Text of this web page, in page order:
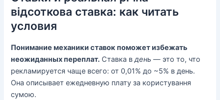
відсоткова ставка: как читать
условия
Понимание механики ставок поможет избежать
неожиданных переплат. Ставка вдень — это то, что
рекламируется чаще всего: от 0,01% до ~5% в день.
Она описывает ежедневную плату за користування
сумою.